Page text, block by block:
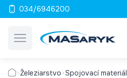
034/6946200
Železiarstvo Spojovací materiál